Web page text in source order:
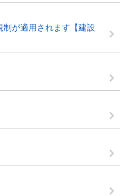
が適用されます【建設